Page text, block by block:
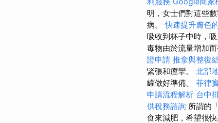
明，女士們對這些
病。快速提升膚色
吸收到杯子中時，
毒物由於流量增加
證申請 推拿與整復
緊張和痙攣。 北部
罐做好準備。 菲律
申請流程解析 台中
供稅務諮詢 所謂的
食來減肥，希望很